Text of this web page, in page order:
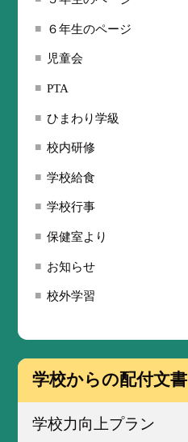
６年生のページ
児童会
PTA
ひまわり学級
校内研修
学校給食
学校行事
保健室より
お知らせ
校外学習
学校からの配付文書
学校力向上プラン